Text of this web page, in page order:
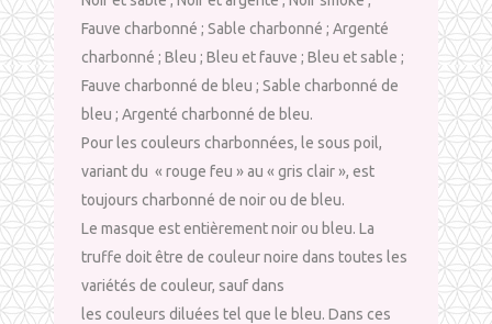
Fauve charbonné ; Sable charbonné ; Argenté
charbonné ; Bleu ; Bleu et fauve ; Bleu et sable ;
Fauve charbonné de bleu ; Sable charbonné de
bleu ; Argenté charbonné de bleu.
Pour les couleurs charbonnées, le sous poil,
variant du « rouge feu » au « gris clair », est
toujours charbonné de noir ou de bleu.
Le masque est entièrement noir ou bleu. La
truffe doit être de couleur noire dans toutes les
variétés de couleur, sauf dans
les couleurs diluées tel que le bleu. Dans ces